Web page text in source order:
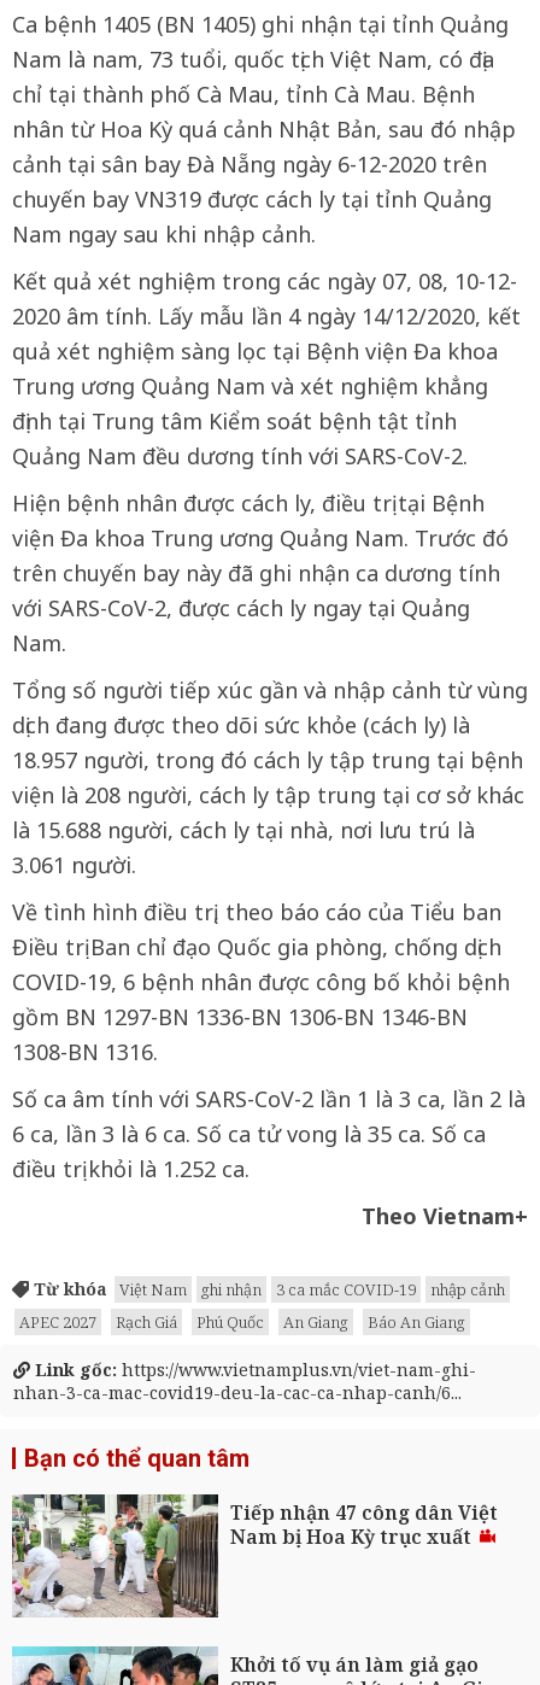
Ca bệnh 1405 (BN 1405) ghi nhận tại tỉnh Quảng
Nam là nam, 73 tuổi, quốc tịch Việt Nam, có địa
chỉ tại thành phố Cà Mau, tỉnh Cà Mau. Bệnh
nhân từ Hoa Kỳ quá cảnh Nhật Bản, sau đó nhập
cảnh tại sân bay Đà Nẵng ngày 6-12-2020 trên
chuyến bay VN319 được cách ly tại tỉnh Quảng
Nam ngay sau khi nhập cảnh.
Kết quả xét nghiệm trong các ngày 07, 08, 10-12-
2020 âm tính. Lấy mẫu lần 4 ngày 14/12/2020, kết
quả xét nghiệm sàng lọc tại Bệnh viện Đa khoa
Trung ương Quảng Nam và xét nghiệm khẳng
định tại Trung tâm Kiểm soát bệnh tật tỉnh
Quảng Nam đều dương tính với SARS-CoV-2.
Hiện bệnh nhân được cách ly, điều trị tại Bệnh
viện Đa khoa Trung ương Quảng Nam. Trước đó
trên chuyến bay này đã ghi nhận ca dương tính
với SARS-CoV-2, được cách ly ngay tại Quảng
Nam.
Tổng số người tiếp xúc gần và nhập cảnh từ vùng
dịch đang được theo dõi sức khỏe (cách ly) là
18.957 người, trong đó cách ly tập trung tại bệnh
viện là 208 người, cách ly tập trung tại cơ sở khác
là 15.688 người, cách ly tại nhà, nơi lưu trú là
3.061 người.
Về tình hình điều trị, theo báo cáo của Tiểu ban
Điều trị Ban chỉ đạo Quốc gia phòng, chống dịch
COVID-19, 6 bệnh nhân được công bố khỏi bệnh
gồm BN 1297-BN 1336-BN 1306-BN 1346-BN
1308-BN 1316.
Số ca âm tính với SARS-CoV-2 lần 1 là 3 ca, lần 2 là
6 ca, lần 3 là 6 ca. Số ca tử vong là 35 ca. Số ca
điều trị khỏi là 1.252 ca.
Theo Vietnam+
Từ khóa Việt Nam ghi nhận 3 ca mắc COVID-19
nhập cảnh
APEC 2027
Rạch Giá Phú Quốc An Giang Báo An Giang
Link gốc: https://www.vietnamplus.vn/viet-nam-ghi-
nhan-3-ca-mac-covid19-deu-la-cac-ca-nhap-canh/6...
Bạn có thể quan tâm
Tiếp nhận 47 công dân Việt
Nam bị Hoa Kỳ trục xuất
Khởi tố vụ án làm giả gạo